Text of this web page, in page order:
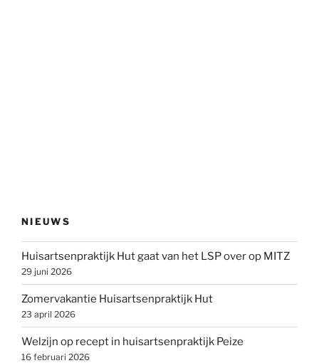
NIEUWS
Huisartsenpraktijk Hut gaat van het LSP over op MITZ
29 juni 2026
Zomervakantie Huisartsenpraktijk Hut
23 april 2026
Welzijn op recept in huisartsenpraktijk Peize
16 februari 2026